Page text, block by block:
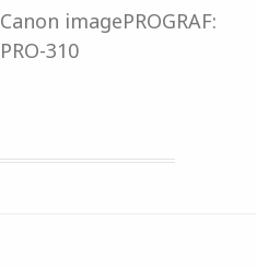
Canon imagePROGRAF:
PRO-310